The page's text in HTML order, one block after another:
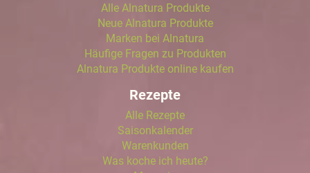
Alle Alnatura Produkte
Neue Alnatura Produkte
Marken bei Alnatura
Häufige Fragen zu Produkten
Alnatura Produkte online kaufen
Rezepte
Alle Rezepte
Saisonkalender
Warenkunden
Was koche ich heute?